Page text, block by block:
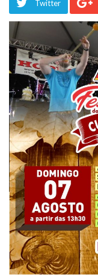
Twitter